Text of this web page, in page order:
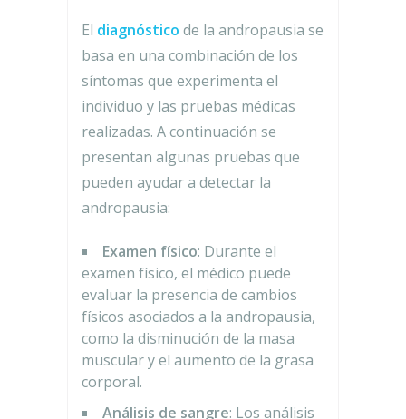
El diagnóstico de la andropausia se
basa en una combinación de los
síntomas que experimenta el
individuo y las pruebas médicas
realizadas. A continuación se
presentan algunas pruebas que
pueden ayudar a detectar la
andropausia:
Examen físico: Durante el
examen físico, el médico puede
evaluar la presencia de cambios
físicos asociados a la andropausia,
como la disminución de la masa
muscular y el aumento de la grasa
corporal.
Análisis de sangre: Los análisis